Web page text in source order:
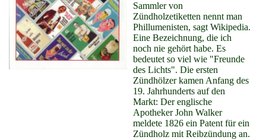
Sammler von
Zündholzetiketten nennt man
Phillumenisten, sagt Wikipedia.
Eine Bezeichnung, die ich
noch nie gehört habe. Es
bedeutet so viel wie "Freunde
des Lichts". Die ersten
Zündhölzer kamen Anfang des
19. Jahrhunderts auf den
Markt: Der englische
Apotheker John Walker
meldete 1826 ein Patent für ein
Zündholz mit Reibzündung an.